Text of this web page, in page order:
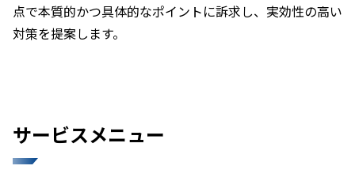
点で本質的かつ具体的なポイントに訴求し、実効性の高い
対策を提案します。
サービスメニュー